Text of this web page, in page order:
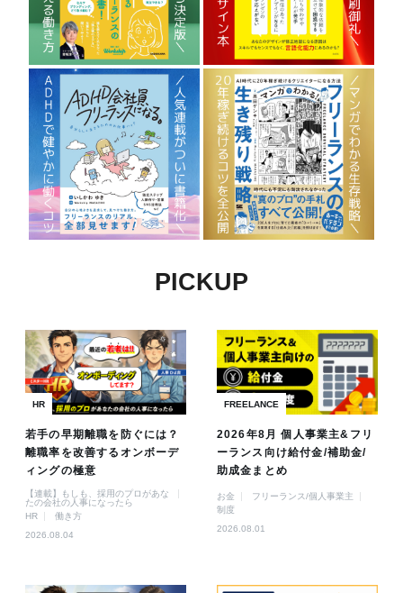
PICKUP
HR
若手の早期離職を防ぐには？
離職率を改善するオンボーデ
ィングの極意
【連載】もしも、採用のプロがあな
たの会社の人事になったら
HR
働き方
2026.08.04
FREELANCE
2026年8月 個人事業主&フリ
ーランス向け給付金/補助金/
助成金まとめ
お金
フリーランス/個人事業主
制度
2026.08.01